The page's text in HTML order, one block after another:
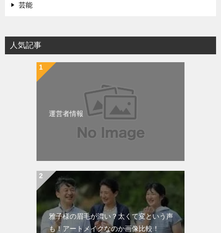
芸能
人気記事
運営者情報
雅子様の眉毛が濃い？太くて変という声
も！アートメイクなのか画像比較！